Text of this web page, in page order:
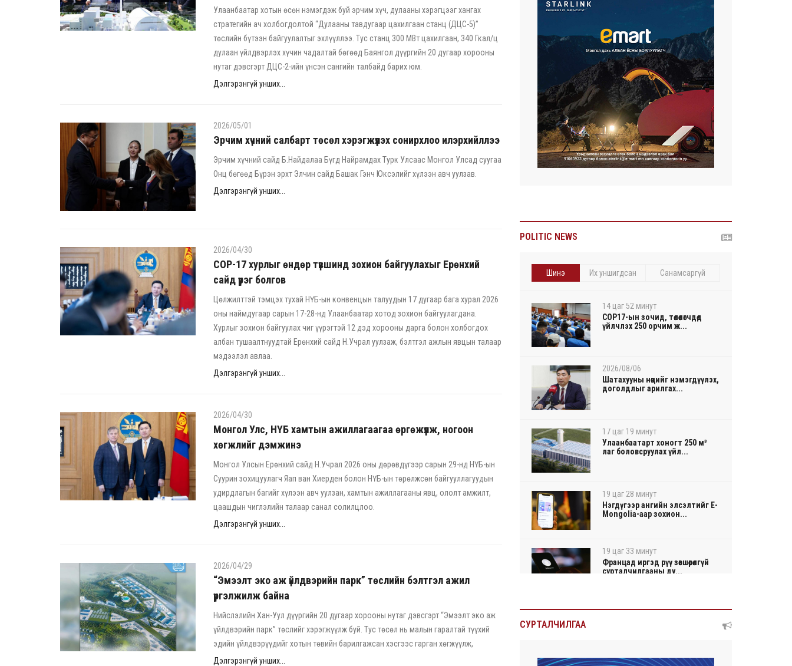
Улаанбаатар хотын өсөн нэмэгдэж буй эрчим хүч, дулааны хэрэгцээг хангах
стратегийн ач холбогдолтой “Дулааны тавдугаар цахилгаан станц (ДЦС-5)”
төслийн бүтээн байгуулалтыг эхлүүллээ. Тус станц 300 МВт цахилгаан, 340 Гкал/ц
дулаан үйлдвэрлэх хүчин чадалтай бөгөөд Баянгол дүүргийн 20 дугаар хорооны
нутаг дэвсгэрт ДЦС-2-ийн үнсэн сангийн талбайд барих юм.
Дэлгэрэнгүй унших...
2026/05/01
Эрчим хүчний салбарт төсөл хэрэгжүүлэх сонирхлоо илэрхийллээ
Эрчим хүчний сайд Б.Найдалаа Бүгд Найрамдах Турк Улсаас Монгол Улсад суугаа
Онц бөгөөд Бүрэн эрхт Элчин сайд Башак Гэнч Юксэлийг хүлээн авч уулзав.
Дэлгэрэнгүй унших...
2026/04/30
COP-17 хурлыг өндөр түвшинд зохион байгуулахыг Ерөнхий
сайд үүрэг болгов
Цөлжилттэй тэмцэх тухай НҮБ-ын конвенцын талуудын 17 дугаар бага хурал 2026
оны наймдугаар сарын 17-28-нд Улаанбаатар хотод зохион байгуулагдана.
Хурлыг зохион байгуулах чиг үүрэгтэй 12 дэд хорооны дарга болон холбогдох
албан тушаалтнуудтай Ерөнхий сайд Н.Учрал уулзаж, бэлтгэл ажлын явцын талаар
мэдээлэл авлаа.
Дэлгэрэнгүй унших...
2026/04/30
Монгол Улс, НҮБ хамтын ажиллагаагаа өргөжүүлж, ногоон
хөгжлийг дэмжинэ
Монгол Улсын Ерөнхий сайд Н.Учрал 2026 оны дөрөвдүгээр сарын 29-нд НҮБ-ын
Суурин зохицуулагч Яап ван Хиерден болон НҮБ-ын төрөлжсөн байгууллагуудын
удирдлагын багийг хүлээн авч уулзан, хамтын ажиллагааны явц, ололт амжилт,
цаашдын чиглэлийн талаар санал солилцлоо.
Дэлгэрэнгүй унших...
2026/04/29
“Эмээлт эко аж үйлдвэрийн парк” төслийн бэлтгэл ажил
үргэлжилж байна
Нийслэлийн Хан-Уул дүүргийн 20 дугаар хорооны нутаг дэвсгэрт “Эмээлт эко аж
үйлдвэрийн парк” төслийг хэрэгжүүлж буй. Тус төсөл нь малын гаралтай түүхий
эдийн үйлдвэрүүдийг хотын төвийн барилгажсан хэсгээс гарган хөгжүүлж,
Дэлгэрэнгүй унших...
POLITIC NEWS
Шинэ Их уншигдсан Санамсаргүй
14 цаг 52 минут
COP17-ын зочид, төлөөлөгчдөд
үйлчлэх 250 орчим ж...
2026/08/06
Шатахууны нөөцийг нэмэгдүүлэх,
доголдлыг арилгах...
17 цаг 19 минут
Улаанбаатарт хоногт 250 м³
лаг боловсруулах үйл...
19 цаг 28 минут
Нэгдүгээр ангийн элсэлтийг E-
Mongolia-аар зохион...
19 цаг 33 минут
Францад иргэд рүү зөвшөөрөлгүй
сурталчилгааны ду...
19 цаг 36 минут
СУРТАЛЧИЛГАА